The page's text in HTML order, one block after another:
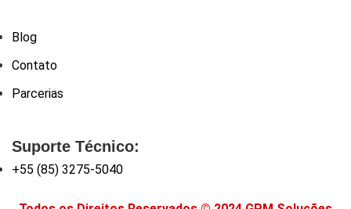
Blog
Contato
Parcerias
Suporte Técnico:
+55 (85) 3275-5040